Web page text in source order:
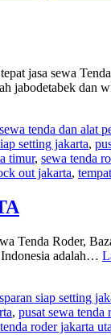
jasa sewa
jabodetabek dan
tenda dan alat
setting jakarta,
timur, sewa tenda
out jakarta,
Tenda Roder,
adalah…
siap setting
, pusat sewa tenda
roder jakarta